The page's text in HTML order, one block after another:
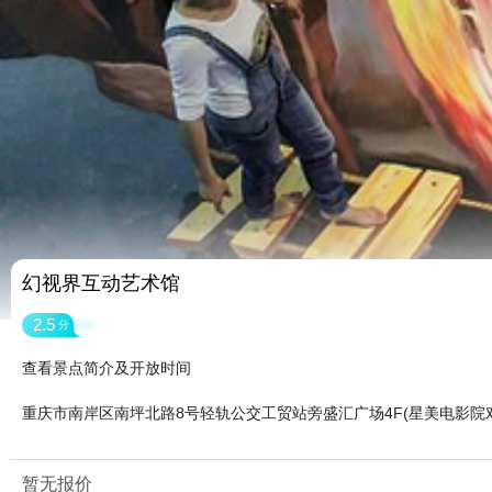
幻视界互动艺术馆
2.5 分
查看景点简介及开放时间
重庆市南岸区南坪北路8号轻轨公交工贸站旁盛汇广场4F(星美电影院
暂无报价